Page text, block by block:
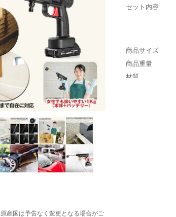
産国は予告なく変更となる場合がご
セット内容
商品サイズ
商品重量
材質